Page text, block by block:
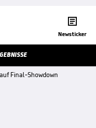

Newsticker
Final-Showdown